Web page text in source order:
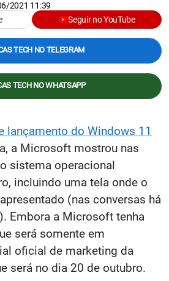
2021 11:39
Seguir no YouTube
TECH NO TELEGRAM
TECH NO WHATSAPP
lançamento do Windows 11
a Microsoft mostrou nas
sistema operacional
incluindo uma tela onde o
(nas conversas há
Embora a Microsoft tenha
será somente em
oficial de marketing da
será no dia 20 de outubro.